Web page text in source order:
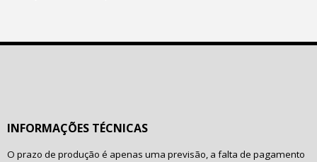
INFORMAÇÕES TÉCNICAS
O prazo de produção é apenas uma previsão, a falta de pagamento